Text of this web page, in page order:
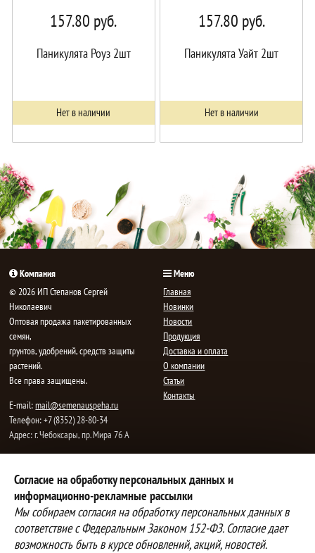
157.80 руб.
Паникулята Роуз 2шт
Нет в наличии
157.80 руб.
Паникулята Уайт 2шт
Нет в наличии
Согласие на обработку персональных данных и
информационно-рекламные рассылки
Мы собираем согласия на обработку персональных данных в
соответствие с Федеральным Законом 152-ФЗ. Согласие дает
возможность быть в курсе обновлений, акций, новостей.
Компания
© 2026 ИП Степанов Сергей
Николаевич
Oптовая продажа пакетированных
семян,
грунтов, удобрений, средств защиты
растений.
Все права защищены.
E-mail:mail@semenauspeha.ru
Телефон: +7 (8352) 28-80-34
Адрес: г. Чебоксары, пр. Мира 76 А
Меню
Главная
Новинки
Новости
Продукция
Доставка и оплата
О компании
Статьи
Контакты
Способы оплаты
Вы можете оплатить покупки
наличными при получении товара,
либо выбрать другой способ оплаты
Инструкция по оплате банковской
Доставка
Наша компания осуществляет
бесплатную
доставку до терминалов транспортных
компаний.